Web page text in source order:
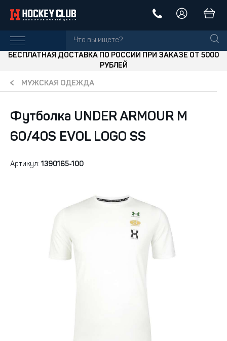
БЕСПЛАТНАЯ ДОСТАВКА ПО РОССИИ ПРИ ЗАКАЗЕ ОТ 5000
РУБЛЕЙ
МУЖСКАЯ ОДЕЖДА
Футболка UNDER ARMOUR M
60/40S EVOL LOGO SS
Артикул: 1390165-100